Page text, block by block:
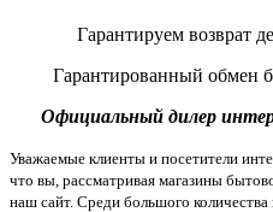
Гарантируем возврат
Гарантированный обмен
Официальный дилер
Уважаемые клиенты и посетители
что вы, рассматривая магазины
наш сайт. Среди большого